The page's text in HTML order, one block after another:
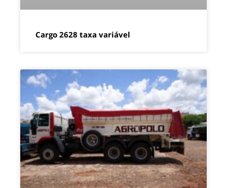
Cargo 2628 taxa variável